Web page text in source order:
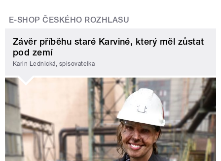
E-SHOP ČESKÉHO ROZHLASU
Závěr příběhu staré Karviné, který měl zůstat
pod zemí
Karin Lednická, spisovatelka